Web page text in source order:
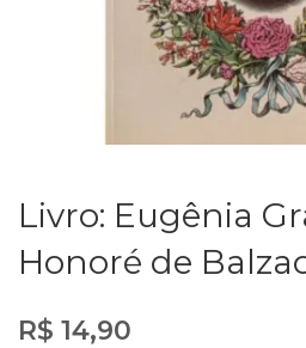
Livro: Eugênia
Honoré de
R$ 14,90